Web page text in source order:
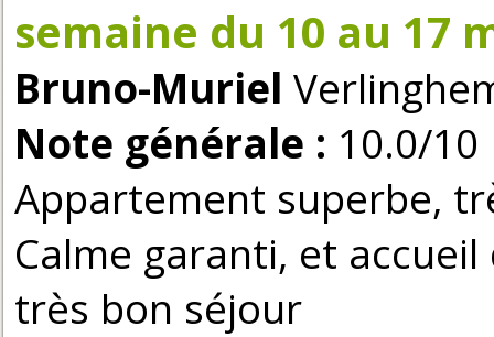
semaine du 10 au 17
Bruno-Muriel
Note générale : 10.0/10
Appartement superbe,
Calme garanti, et
très bon séjour